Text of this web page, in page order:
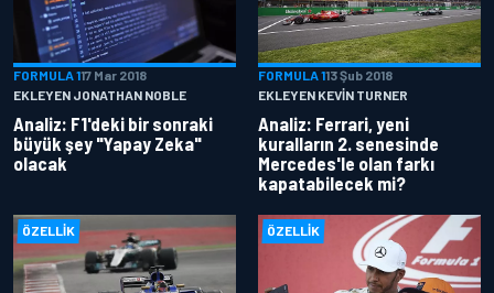
FORMULA 117 Mar 2018
EKLEYEN JONATHAN NOBLE
Analiz: F1'deki bir sonraki
büyük şey "Yapay Zeka"
olacak
FORMULA 113 Şub 2018
EKLEYEN KEVIN TURNER
Analiz: Ferrari, yeni
kuralların 2. senesinde
Mercedes'le olan farkı
kapatabilecek mi?
ÖZELLIK ÖZELLIK